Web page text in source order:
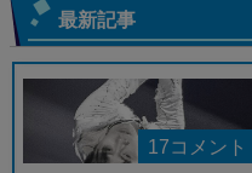
最新記事
17コメント